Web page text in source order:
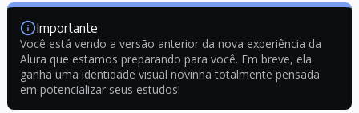
Importante
Você está vendo a versão anterior da nova experiência da
Alura que estamos preparando para você. Em breve, ela
ganha uma identidade visual novinha totalmente pensada
em potencializar seus estudos!